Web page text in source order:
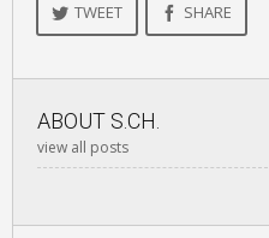
TWEET SHARE
ABOUT S.CH.
view all posts